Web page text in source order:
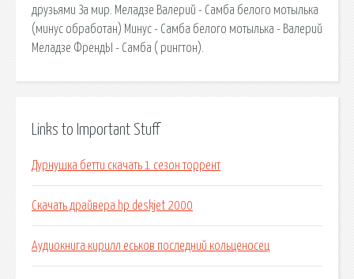
друзьями За мир. Меладзе Валерий - Самба белого мотылька
(минус обработан) Минус - Самба белого мотылька - Валерий
Меладзе ФрендЫ - Самба ( рингтон).
Links to Important Stuff
Дурнушка бетти скачать 1 сезон торрент
Скачать драйвера hp deskjet 2000
Аудиокнига кирилл еськов последний кольценосец